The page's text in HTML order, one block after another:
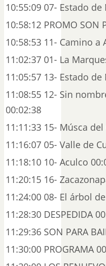
10:55:09 07- Estado
10:58:12 PROMO SON
10:58:53 11- Camino
11:02:37 01- La
11:05:57 13- Estado
11:08:55 12- Sin
00:02:38
11:11:33 15- Músca
11:16:07 05- Valle de
11:18:10 10- Aculco
11:20:15 16-
11:24:00 08- El árbol
11:28:30 DESPEDIDA
11:29:36 SON PARA
11:30:00 PROGRAMA